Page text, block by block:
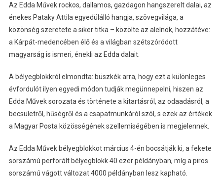
Az Edda Művek rockos, dallamos, gazdagon hangszerelt dalai, az
énekes Pataky Attila egyedülálló hangja, szövegvilága, a
közönség szeretete a siker titka – közölte az alelnök, hozzátéve:
a Kárpát-medencében élő és a világban szétszóródott
magyarság is ismeri, énekli az Edda dalait.
A bélyegblokkról elmondta: büszkék arra, hogy ezt a különleges
évfordulót ilyen egyedi módon tudják megünnepelni, hiszen az
Edda Művek sorozata és története a kitartásról, az odaadásról, a
becsületről, hűségről és a csapatmunkáról szól, s ezek az értékek
a Magyar Posta közösségének szellemiségében is megjelennek.
Az Edda Művek bélyegblokkot március 4-én bocsátják ki, a fekete
sorszámú perforált bélyegblokk 40 ezer példányban, míg a piros
sorszámú vágott változat 4000 példányban lesz kapható.